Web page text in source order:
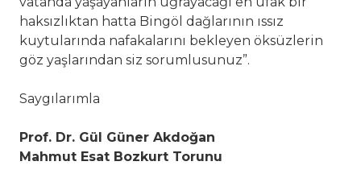
haksızlıktan hatta Bingöl dağlarının ıssız
kuytularında nafakalarını bekleyen öksüzlerin
göz yaşlarından siz sorumlusunuz”.
Saygılarımla
Prof. Dr. Gül Güner Akdoğan
Mahmut Esat Bozkurt Torunu